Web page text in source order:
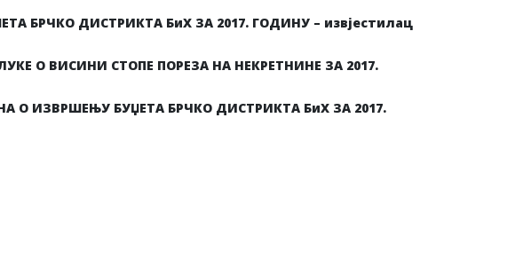
БРЧКО ДИСТРИКТА БиХ ЗА 2017. ГОДИНУ – извјестилац
О ВИСИНИ СТОПЕ ПОРЕЗА НА НЕКРЕТНИНЕ ЗА 2017.
О ИЗВРШЕЊУ БУЏЕТА БРЧКО ДИСТРИКТА БиХ ЗА 2017.